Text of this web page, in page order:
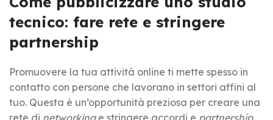
tecnico: fare rete e stringere
partnership
Promuovere la tua attività online ti mette spesso in
contatto con persone che lavorano in settori affini al
tuo. Questa è un’opportunità preziosa per creare una
rete di networkinge stringere accordi e partnership